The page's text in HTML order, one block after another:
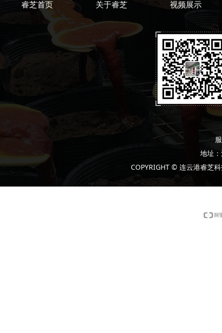
睿芝首页 关于睿芝 视频展示
地址
COPYRIGHT © 连云港睿芝